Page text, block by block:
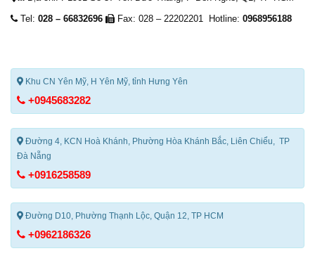
Tel: 028 – 66832696 Fax: 028 – 22202201 Hotline: 0968956188
Khu CN Yên Mỹ, H Yên Mỹ, tỉnh Hưng Yên
+0945683282
Đường 4, KCN Hoà Khánh, Phường Hòa Khánh Bắc, Liên Chiểu, TP
Đà Nẵng
+0916258589
Đường D10, Phường Thạnh Lộc, Quận 12, TP HCM
+0962186326